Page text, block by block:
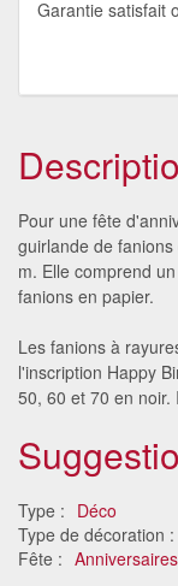
Garantie satisfait
Pour une fête
guirlande de
m. Elle comprend
fanions en papier.
Les fanions à
l'inscription Happy
50, 60 et 70 en noir.
Type : Déco
Type de décoration :
Fête : Anniversaires